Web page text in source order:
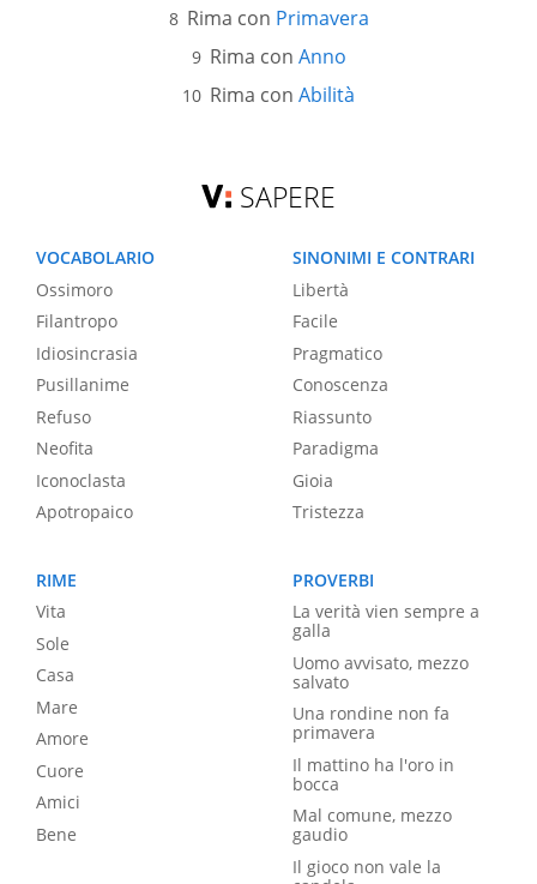
Rima con Primavera
Rima con Anno
Rima con Abilità
SAPERE
VOCABOLARIO
Ossimoro
Filantropo
Idiosincrasia
Pusillanime
Refuso
Neofita
Iconoclasta
Apotropaico
SINONIMI E CONTRARI
Libertà
Facile
Pragmatico
Conoscenza
Riassunto
Paradigma
Gioia
Tristezza
RIME
Vita
Sole
Casa
Mare
Amore
Cuore
Amici
Bene
PROVERBI
La verità vien sempre a
galla
Uomo avvisato, mezzo
salvato
Una rondine non fa
primavera
Il mattino ha l'oro in
bocca
Mal comune, mezzo
gaudio
Il gioco non vale la